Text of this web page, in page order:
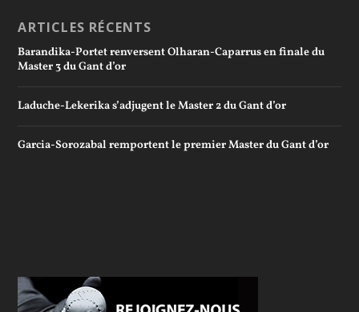
ARTICLES RÉCENTS
Barandika-Portet renversent Olharan-Caparrus en finale du
Master 3 du Gant d’or
Laduche-Lekerika s’adjugent le Master 2 du Gant d’or
Garcia-Sorozabal remportent le premier Master du Gant d’or